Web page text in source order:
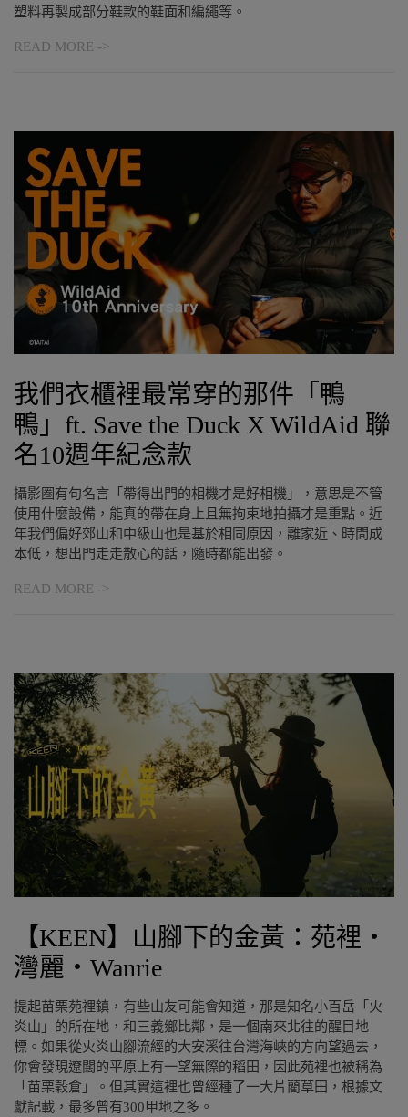
塑料再製成部分鞋款的鞋面和編繩等。
READ MORE ->
我們衣櫃裡最常穿的那件「鴨
鴨」ft. Save the Duck X WildAid 聯
名10週年紀念款
攝影圈有句名言「帶得出門的相機才是好相機」，意思是不管
使用什麼設備，能真的帶在身上且無拘束地拍攝才是重點。近
年我們偏好郊山和中級山也是基於相同原因，離家近、時間成
本低，想出門走走散心的話，隨時都能出發。
READ MORE ->
【KEEN】山腳下的金黃：苑裡・
灣麗・Wanrie
提起苗栗苑裡鎮，有些山友可能會知道，那是知名小百岳「火
炎山」的所在地，和三義鄉比鄰，是一個南來北往的醒目地
標。如果從火炎山腳流經的大安溪往台灣海峽的方向望過去，
你會發現遼闊的平原上有一望無際的稻田，因此苑裡也被稱為
「苗栗穀倉」。但其實這裡也曾經種了一大片藺草田，根據文
獻記載，最多曾有300甲地之多。